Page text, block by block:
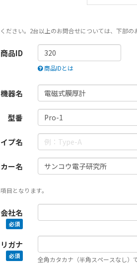
ださい。2台以上のお問合せについては、下部の
商品ID
商品IDとは
機器名
型番
プ名
ー名
目となります。
会社名
必須
ガナ
必須 全角カタカナ（半角スペースなし）